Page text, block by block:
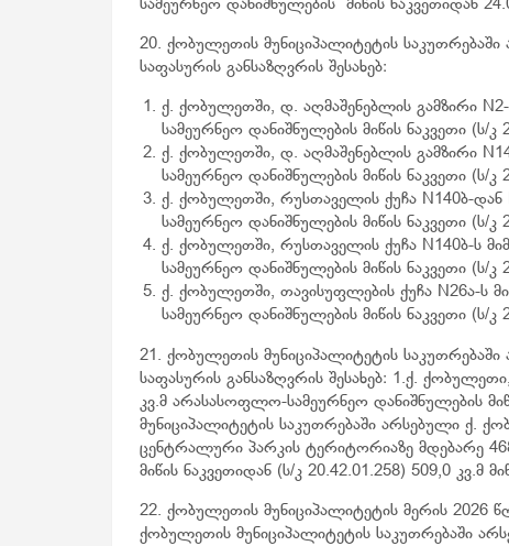
სამეურნეო დანიშნულების მიწის ნაკვეთიდან
20. ქობულეთის მუნიციპალიტეტის
საფასურის განსაზღვრის შესახებ:
ქ. ქობულეთში, დ. აღმაშენებლის გამზირი
სამეურნეო დანიშნულების მიწის ნაკვეთი (ს/კ
ქ. ქობულეთში, დ. აღმაშენებლის გამზირი
სამეურნეო დანიშნულების მიწის ნაკვეთი (ს/კ
ქ. ქობულეთში, რუსთაველის ქუჩა N140ბ-
სამეურნეო დანიშნულების მიწის ნაკვეთი (ს/კ
ქ. ქობულეთში, რუსთაველის ქუჩა N140ბ-ს
სამეურნეო დანიშნულების მიწის ნაკვეთი (ს/კ
ქ. ქობულეთში, თავისუფლების ქუჩა N26ა-ს
სამეურნეო დანიშნულების მიწის ნაკვეთი (ს/კ
21. ქობულეთის მუნიციპალიტეტის
საფასურის განსაზღვრის შესახებ: 1.ქ.
კვ.მ არასასოფლო-სამეურნეო დანიშნულების
მუნიციპალიტეტის საკუთრებაში არსებული ქ.
ცენტრალური პარკის ტერიტორიაზე მდებარე
მიწის ნაკვეთიდან (ს/კ 20.42.01.258) 509,0 კვ.მ
22. ქობულეთის მუნიციპალიტეტის მერის 2026
ქობულეთის მუნიციპალიტეტის საკუთრებაში